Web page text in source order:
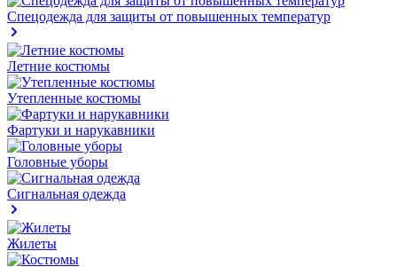
Спецодежда для защиты от повышенных температур
Летние костюмы
Утепленные костюмы
Фартуки и нарукавники
Головные уборы
Сигнальная одежда
Жилеты